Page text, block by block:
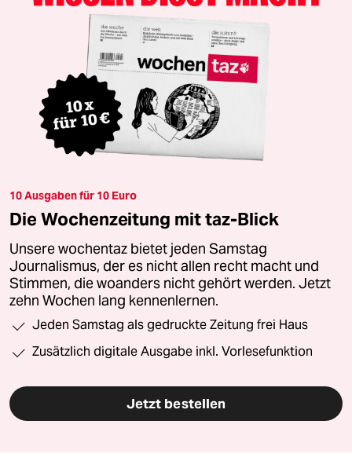
10 Ausgaben für 10 Euro
Die Wochenzeitung mit taz-Blick
Unsere wochentaz bietet jeden Samstag
Journalismus, der es nicht allen recht macht und
Stimmen, die woanders nicht gehört werden. Jetzt
zehn Wochen lang kennenlernen.
Jeden Samstag als gedruckte Zeitung frei Haus
Zusätzlich digitale Ausgabe inkl. Vorlesefunktion
Jetzt bestellen